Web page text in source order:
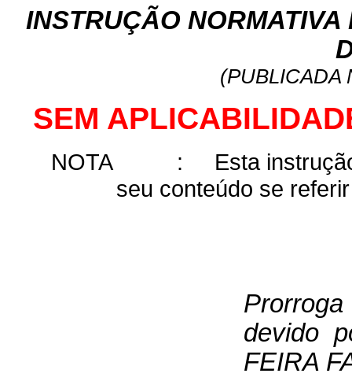
INSTRUÇÃO NORMATIVA
(PUBLICADA
SEM
NOTA :
Esta
seu conteúdo se
devido
FEIRA